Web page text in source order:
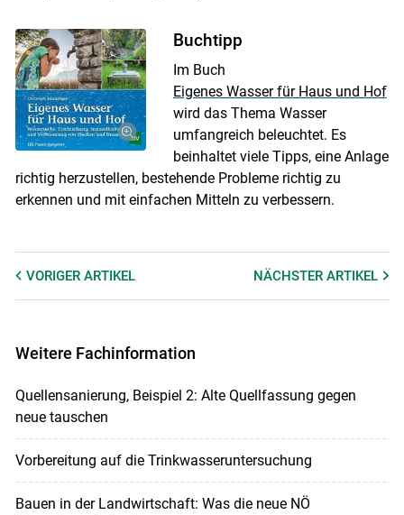
Buchtipp
Im Buch
Eigenes Wasser für Haus und Hof
wird das Thema Wasser
umfangreich beleuchtet. Es
beinhaltet viele Tipps, eine Anlage
richtig herzustellen, bestehende Probleme richtig zu
erkennen und mit einfachen Mitteln zu verbessern.
VORIGER ARTIKEL NÄCHSTERARTIKEL
Weitere Fachinformation
Quellensanierung, Beispiel 2: Alte Quellfassung gegen
neue tauschen
Vorbereitung auf die Trinkwasseruntersuchung
Bauen in der Landwirtschaft: Was die neue NÖ